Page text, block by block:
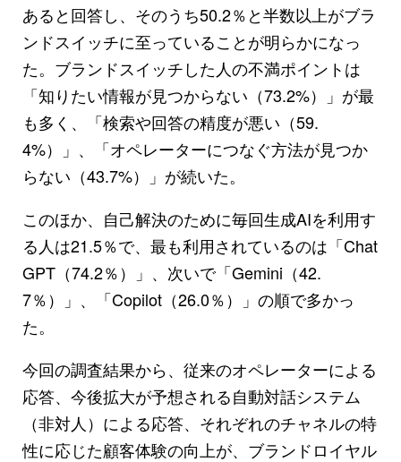
あると回答し、そのうち50.2％と半数以上がブラ
ンドスイッチに至っていることが明らかになっ
た。ブランドスイッチした人の不満ポイントは
「知りたい情報が見つからない（73.2%）」が最
も多く、「検索や回答の精度が悪い（59.
4%）」、「オペレーターにつなぐ方法が見つか
らない（43.7%）」が続いた。
このほか、自己解決のために毎回生成AIを利用す
る人は21.5％で、最も利用されているのは「Chat
GPT（74.2％）」、次いで「Gemini（42.
7％）」、「Copilot（26.0％）」の順で多かっ
た。
今回の調査結果から、従来のオペレーターによる
応答、今後拡大が予想される自動対話システム
（非対人）による応答、それぞれのチャネルの特
性に応じた顧客体験の向上が、ブランドロイヤル